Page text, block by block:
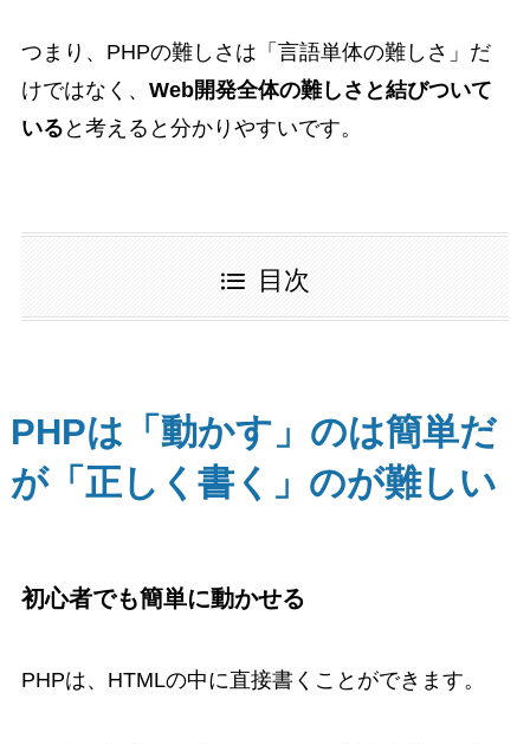
つまり、PHPの難しさは「言語単体の難しさ」だ
けではなく、 Web開発全体の難しさと結びついて
いる と考えると分かりやすいです。
目次
PHPは「動かす」のは簡単だ
が「正しく書く」のが難しい
初心者でも簡単に動かせる
PHPは、HTMLの中に直接書くことができます。